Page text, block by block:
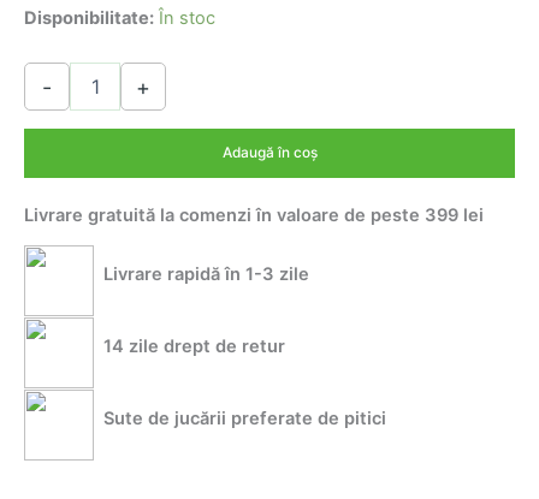
inițial
a
fost:
300,00 lei.
Disponibilitate: În stoc
-
Cantitate
jet
de
abur,
LED
si
model
F1
Racing
+
Adaugă în coș
Livrare gratuită la comenzi în valoare de peste 399 lei
Livrare rapidă în 1-3 zile
14 zile drept de retur
Sute de jucării preferate de pitici